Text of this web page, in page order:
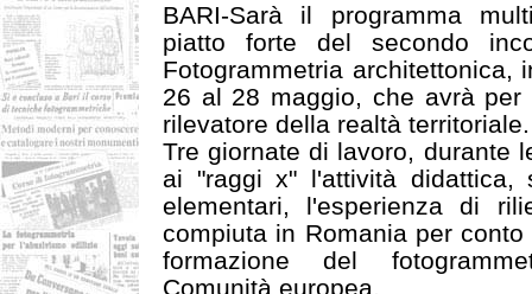
BARI-Sarà il programma
piatto forte del secondo
Fotogrammetria architettonica,
26 al 28 maggio, che avrà
rilevatore della realtà territoriale.
Tre giornate di lavoro, durante
ai "raggi x" l'attività didattica,
elementari, l'esperienza di
compiuta in Romania per
formazione del
Comunità europea.